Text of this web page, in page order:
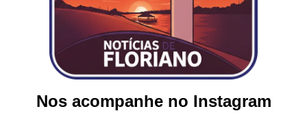
Nos acompanhe no Instagram